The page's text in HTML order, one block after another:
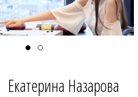
Екатерина Назарова